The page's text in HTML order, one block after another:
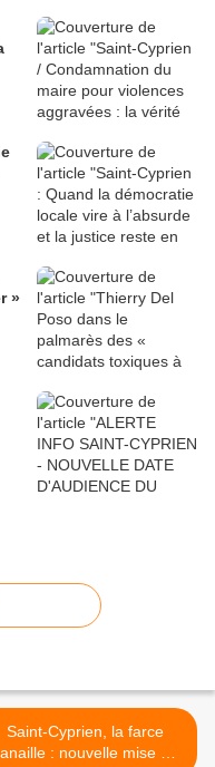
»
Saint-Cyprien, la farce
: nouvelle mise en